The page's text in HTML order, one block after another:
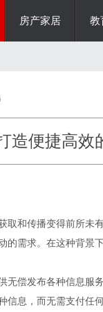
房产家居 教
造便捷高效
取和传播变得前所未
的需求。在这种背景
无偿发布各种信息服
信息，而无需支付任